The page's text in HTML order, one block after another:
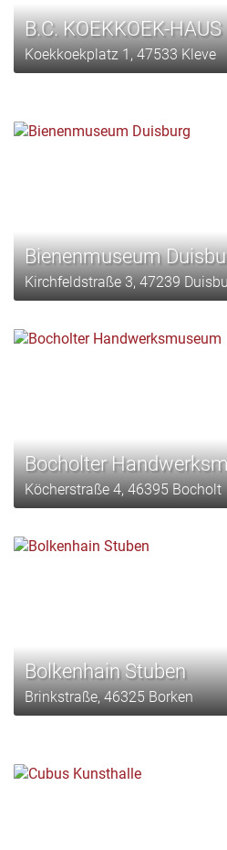
B.C. KOEKKOEK-HAUS
Koekkoekplatz 1, 47533 Kleve
Bienenmuseum
Kirchfeldstraße 3, 47239
Bocholter
Köcherstraße 4, 46395 Bocholt
Bolkenhain Stuben
Brinkstraße, 46325 Borken